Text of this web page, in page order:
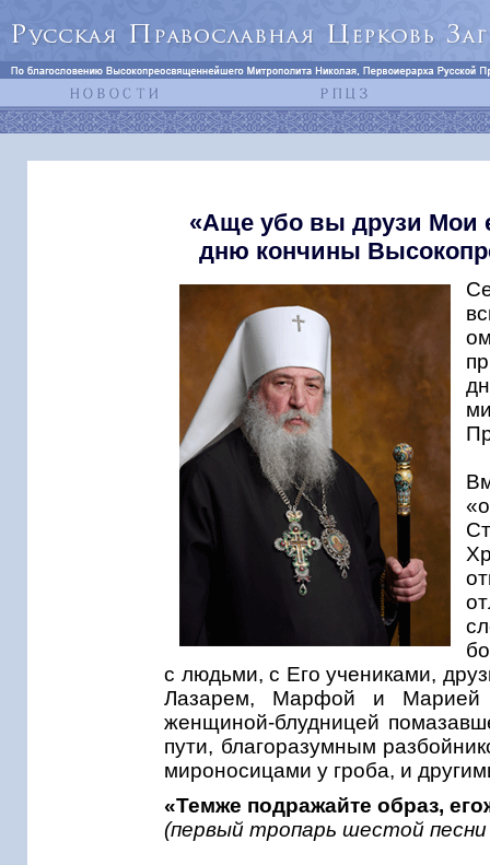
«Аще убо вы друзи Мои
дню кончины
с людьми, с Его учениками,
Лазарем, Марфой и Марией
женщиной-блудницей
пути, благоразумным
мироносицами у гроба, и
«Темже подражайте образ,
(первый тропарь шестой песни